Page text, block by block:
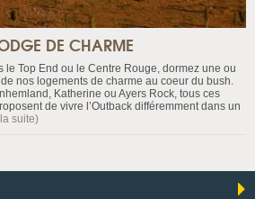
DE CHARME
le Top End ou le Centre Rouge, dormez une ou
nos logements de charme au coeur du bush.
Katherine ou Ayers Rock, tous ces
de vivre l’Outback différemment dans un
suite)